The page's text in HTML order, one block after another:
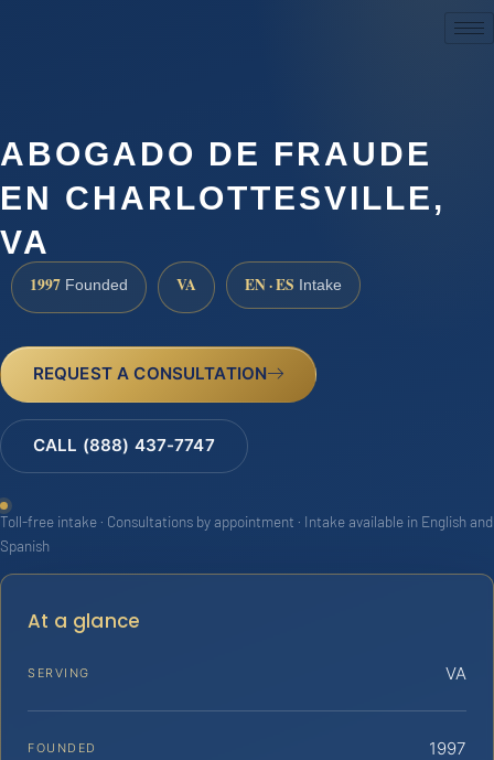
ABOGADO DE FRAUDE
EN CHARLOTTESVILLE,
VA
1997 Founded VA EN · ES Intake
REQUEST A CONSULTATION
CALL (888) 437-7747
Toll-free intake · Consultations by appointment · Intake available in English and
Spanish
At a glance
SERVING VA
FOUNDED 1997